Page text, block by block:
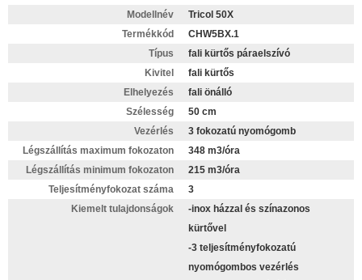
Modellnév
Tricol 50X
Termékkód
CHW5BX.1
Típus
fali kürtős páraelszívó
Kivitel
fali kürtős
Elhelyezés
fali önálló
Szélesség
50 cm
Vezérlés
3 fokozatú nyomógomb
Légszállítás maximum fokozaton
348 m3/óra
Légszállítás minimum fokozaton
215 m3/óra
Teljesítményfokozat száma
3
Kiemelt tulajdonságok
-inox házzal és színazonos
kürtővel
-3 teljesítményfokozatú
nyomógombos vezérlés